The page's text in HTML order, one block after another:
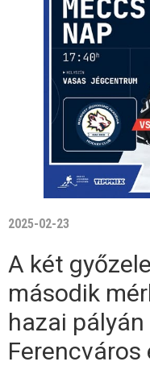
2025-02-23
A két
második
hazai
Ferencváros